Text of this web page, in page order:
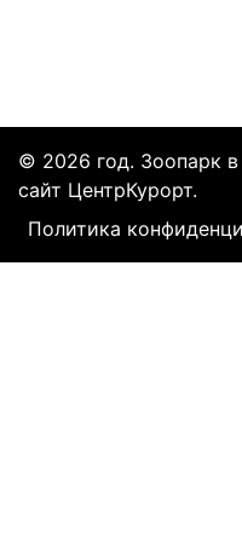
© 2026 год. Зоопарк
сайт ЦентрКурорт.
Политика